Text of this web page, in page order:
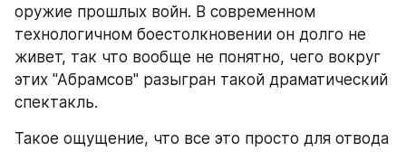
оружие прошлых войн. В современном
технологичном боестолкновении он долго не
живет, так что вообще не понятно, чего вокруг
этих "Абрамсов" разыгран такой драматический
спектакль.
Такое ощущение, что все это просто для отвода